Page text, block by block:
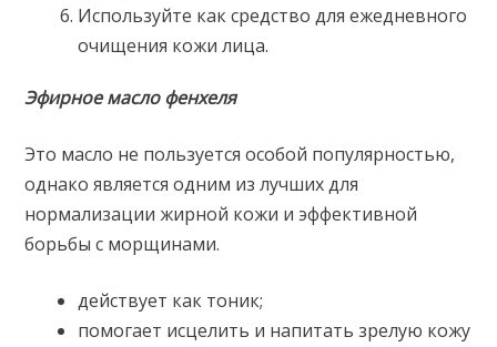
Используйте как средство для ежедневного
очищения кожи лица.
Эфирное масло фенхеля
Это масло не пользуется особой популярностью,
однако является одним из лучших для
нормализации жирной кожи и эффективной
борьбы с морщинами.
действует как тоник;
помогает исцелить и напитать зрелую кожу